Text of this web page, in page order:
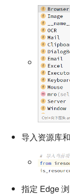
导入资源库
指定 Edge